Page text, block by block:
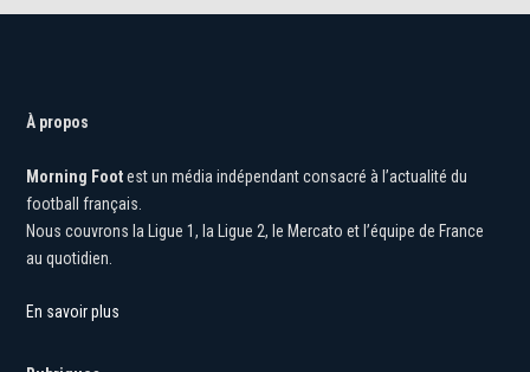
À propos
Morning Footest un média indépendant consacré à l’actualité du
football français.
Nous couvrons la Ligue 1, la Ligue 2, le Mercato et l’équipe de France
au quotidien.
En savoir plus